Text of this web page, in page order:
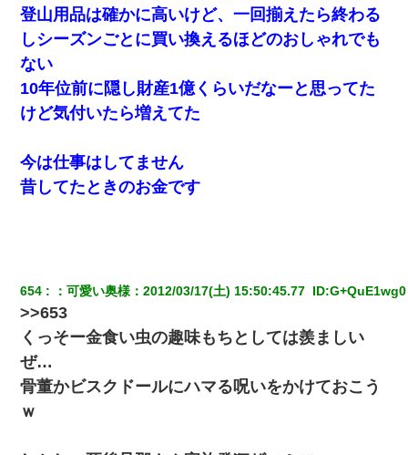
近所のお寺に住み込みで手伝いしてる知的障害のオッサンがい
た。ある日、オッサンが火かき棒を持って顔を真っ赤にしながら
走り回っていて…
書店「息子さんが万引きしました」私「はっ？(息子目の前にいる
し…)うちの子ではないので迎えに行きません」→息子を名乗って
た人物の正体が判明するも・・・
9月に付き合い始めたけどこの、この人と結婚はないわと判断して
別れた。その元彼が交通事故で重体になっているらしく…
旦那の元カノをSNSで探して写真を保存して顔面評価スレで写真
を晒してた。ほとんどがブスという評価の中で二人ほど意外に好
評価で苦々しく思った
体中に赤い蕁麻疹みたいなのができて、皮膚科にいったら「ジベ
ル薔薇色ひこう疹」という症状だと言われた
登山用品は確かに高いけど、一回揃えたら終わる
しシーズンごとに買い換えるほどのおしゃれでも
ない
10年位前に隠し財産1億くらいだなーと思ってた
けど気付いたら増えてた
今は仕事はしてません
昔してたときのお金です
654 ：可愛い奥様 ：2012/03/17(土) 15:50:45.77 ID:G+QuE1wg0
>>653
くっそー金食い虫の趣味もちとしては羨ましい
ぜ…
骨董かビスクドールにハマる呪いをかけておこう
ｗ